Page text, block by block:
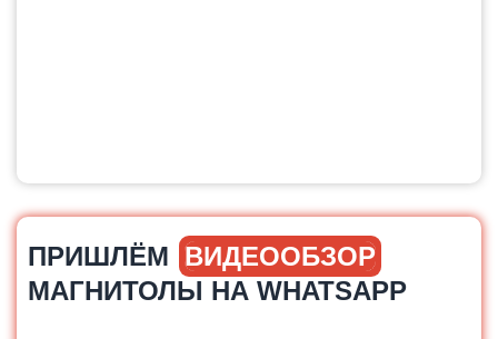
ПРИШЛЁМ ВИДЕООБЗОР
МАГНИТОЛЫ НА WHATSAPP